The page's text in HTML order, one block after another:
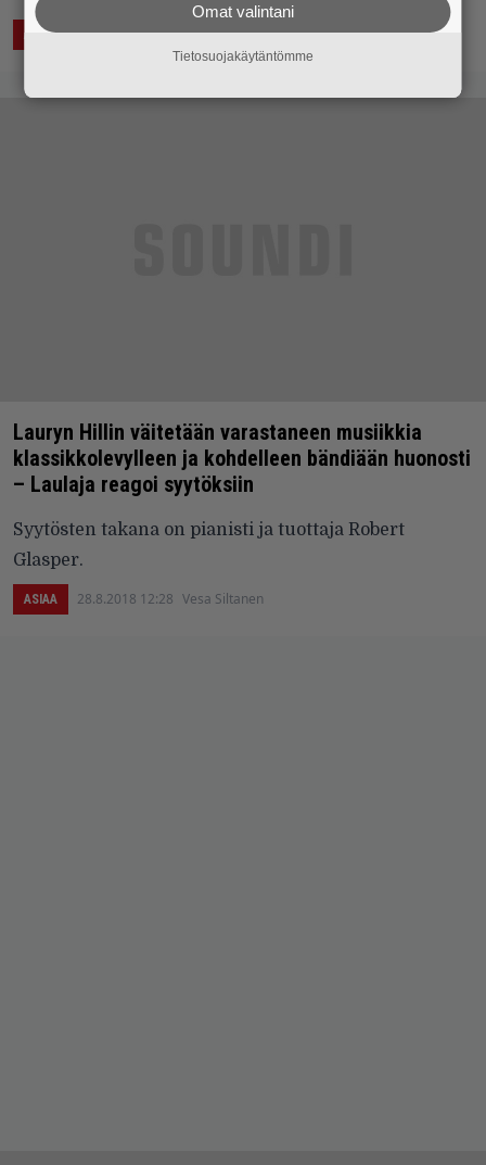
ASIAA 4.10.2019 20:17 Anssi Eriksson
Lauryn Hillin väitetään varastaneen musiikkia
klassikkolevylleen ja kohdelleen bändiään huonosti
– Laulaja reagoi syytöksiin
Syytösten takana on pianisti ja tuottaja Robert
Glasper.
ASIAA 28.8.2018 12:28 Vesa Siltanen
Omat valintani
Tietosuojakäytäntömme